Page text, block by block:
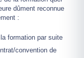
dûment reconnue
:
formation par suite
convention de